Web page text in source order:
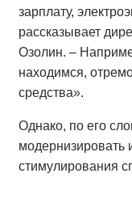
зарплату,
рассказывает
Озолин. –
находимся,
средства».
Однако, по его
модернизировать
стимулирования